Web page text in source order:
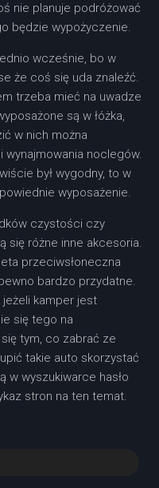
nie planuje podróżować
będzie wypożyczenie.
wcześnie, bo w
że coś się uda znaleźć.
trzeba mieć na uwadze
są w łóżka,
w nich można
noclegów.
był wygodny, to w
wyposażenie.
czystości czy
się różne inne akcesoria.
przeciwsłoneczna
bardzo przydatne.
kamper jest
się tego na
tym, co zabrać ze
takie auto skorzystać
w wyszukiwarce hasło
stron na ten temat.